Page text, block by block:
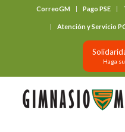
CorreoGM Pago PSE
Atención y Servicio
Haga